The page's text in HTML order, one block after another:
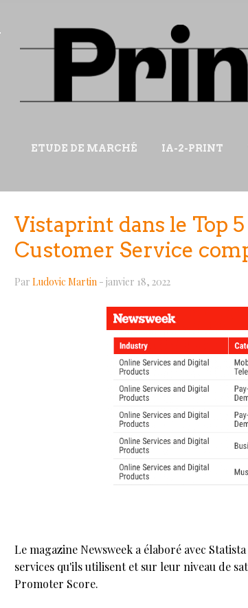
ETUDE DE MARCHÉ IA-2-PRINT
Vistaprint dans le Top
Customer Service
Par Ludovic Martin - janvier 18, 2022
Le magazine Newsweek a élaboré avec
services qu'ils utilisent et sur leur niveau de
Promoter Score.